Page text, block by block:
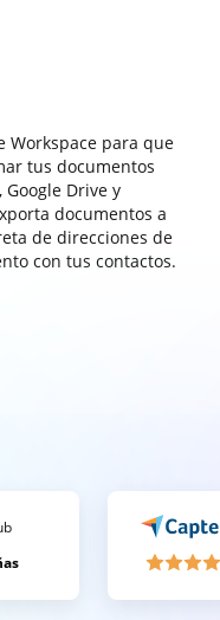
Workspace para que
tus documentos
Drive y
documentos a
de direcciones de
con tus contactos.